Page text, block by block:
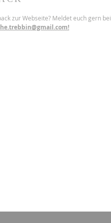
zur Webseite? Meldet euch gern bei